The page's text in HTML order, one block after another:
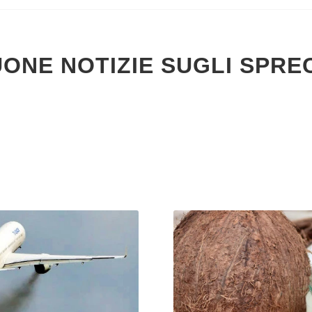
NOTIZIE SUGLI